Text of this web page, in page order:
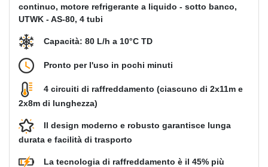
continuo, motore refrigerante a liquido - sotto banco,
UTWK - AS-80, 4 tubi
Capacità: 80 L/h a 10°C TD
Pronto per l'uso in pochi minuti
4 circuiti di raffreddamento (ciascuno di 2x11m e
2x8m di lunghezza)
Il design moderno e robusto garantisce lunga
durata e facilità di trasporto
La tecnologia di raffreddamento è il 45% più